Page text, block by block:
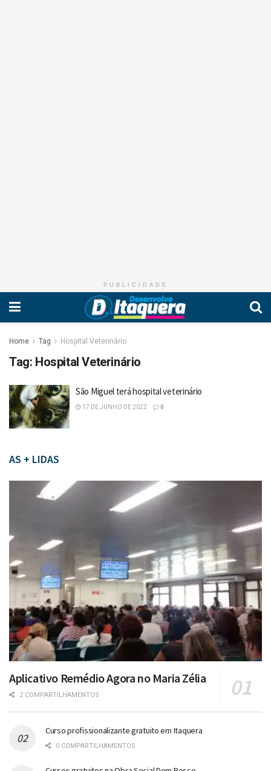
PUBLICIDADE
Home Tag Hospital Veterinário
Tag: Hospital Veterinário
São Miguel terá hospital veterinário
17 DE JUNHO DE 2022 0
AS + LIDAS
Aplicativo Remédio Agora no Maria Zélia
2 COMPARTILHAMENTOS
Curso profissionalizante gratuito em Itaquera
0 COMPARTILHAMENTOS